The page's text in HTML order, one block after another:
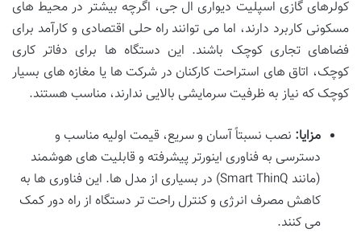
کولرهای گازی اسپلیت دیواری ال جی، اگرچه بیشتر در محیط های
مسکونی کاربرد دارند، اما می توانند راه حلی اقتصادی و کارآمد برای
فضاهای تجاری کوچک باشند. این دستگاه ها برای دفاتر کاری
کوچک، اتاق های استراحت کارکنان در شرکت ها یا مغازه های بسیار
کوچک که نیاز به ظرفیت سرمایشی بالایی ندارند، مناسب هستند.
مزایا: نصب نسبتاً آسان و سریع، قیمت اولیه مناسب و
دسترسی به فناوری اینورتر پیشرفته و قابلیت های هوشمند
(مانند Smart ThinQ) در بسیاری از مدل ها. این فناوری ها به
کاهش مصرف انرژی و کنترل راحت تر دستگاه از راه دور کمک
می کنند.